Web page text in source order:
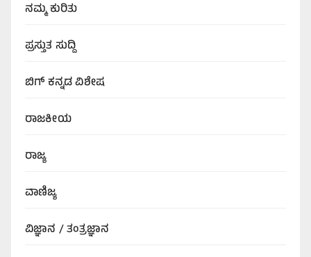
ನಮ್ಮ ಕುರಿತು
ಪ್ರಸ್ತುತ ಸುದ್ದಿ
ಬಿಗ್‌ ಕನ್ನಡ ವಿಶೇಷ
ರಾಜಕೀಯ
ರಾಜ್ಯ
ವಾಣಿಜ್ಯ
ವಿಜ್ಞಾನ / ತಂತ್ರಜ್ಞಾನ